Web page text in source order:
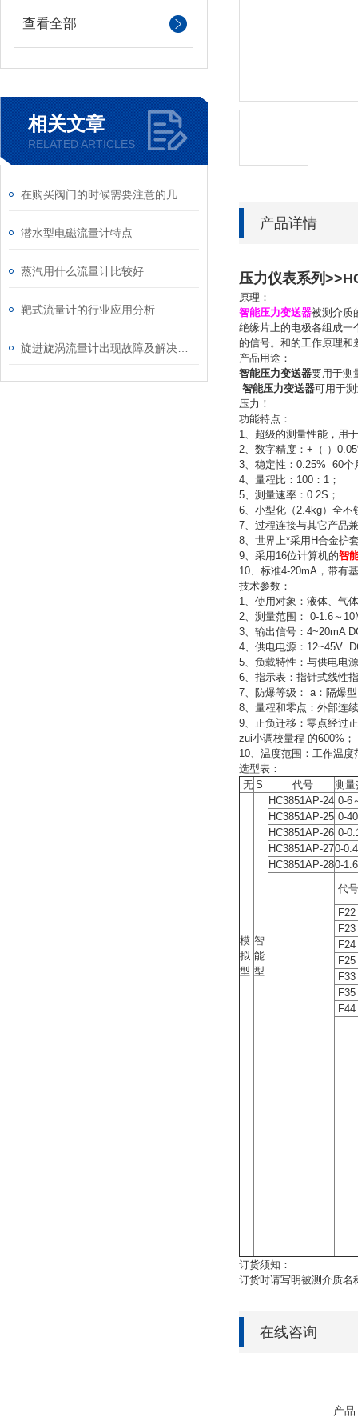
查看全部
相关文章
RELATED ARTICLES
潜水型电磁流量计特点
蒸汽用什么流量计比较好
靶式流量计的行业应用分析
产品详情
压力仪表系列
原理：
智能压力变送器被测介质
绝缘片上的电极各组成一
的信号。和的工作原理
产品用途：
智能压力变送器要用于测
智能压力变送器可用于
压力！
功能特点：
1、超级的测量性能，用
2、 数字精度：+（-）
3、 稳定性：0.25% 60个
4、 量程比：100：1；
5、 测量速率：0.2S；
6、 小型化（2.4kg）全不
7、 过程连接与其它产品
8、 世界上*采用H合金护
9、 采用16位计算机的智
10、 标准4-20mA，带有
技术参数：
1、 使用对象：液体、气
2、 测量范围： 0-1.6～
3、 输出信号：4~20mA
4、 供电电源：12~45V
5、 负载特性：与供电电
6、 指示表：指针式线性
7、 防爆等级： a：隔爆
8、 量程和零点：外部连
9、 正负迁移：零点经过
zui小调校量程 的600%；
10、 温度范围：工作温
选型表：
无 S 代号 测量
模
拟
型
智
能
型
HC3851AP-24 0-6
HC3851AP-25 0-
HC3851AP-26 0-
HC3851AP-270-
HC3851AP-280-
代号
F22
F23
F24
F25
F33
F35
F44
订货须知：
订货时请写明被测介质名
在线咨询
产品